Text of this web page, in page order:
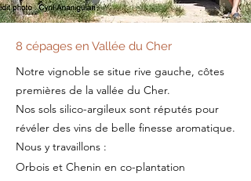
8 cépages en Vallée du Cher
Notre vignoble se situe rive gauche, côtes
premières de la vallée du Cher.
Nos sols silico-argileux sont réputés pour
révéler des vins de belle finesse aromatique.
Nous y travaillons :
Orbois et Chenin en co-plantation